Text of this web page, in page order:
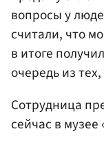
вопросы у
считали, что
в итоге
очередь из
Сотрудница
сейчас в музее